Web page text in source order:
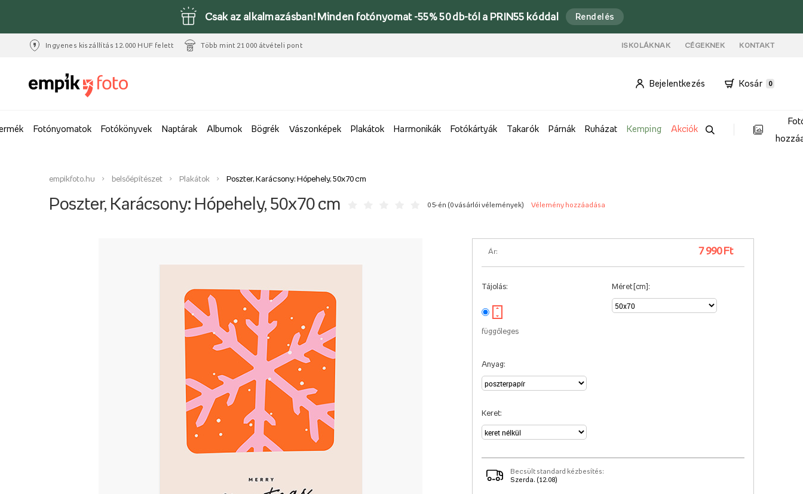
Csak az alkalmazásban! Minden fotónyomat -55% 50 db-tól a PRIN55 kóddal Rendelés
Ingyenes kiszállítás 12.000 HUF felett Több mint 21 000 átvételi pont ISKOLÁKNAK CÉGEKNEK KONTAKT
Bejelentkezés Kosár 0
Fotónyomatok Fotókönyvek Naptárak Albumok Bögrék Vászonképek Plakátok Harmonikák Fotókártyák Takarók Párnák Ruházat Kemping Akciók
empikfoto.hu belsőépítészet Plakátok Poszter, Karácsony: Hópehely, 50x70 cm
Poszter, Karácsony: Hópehely, 50x70 cm 0 5-én (0 vásárlói vélemények) Vélemény hozzáadása
Ár: 7 990 Ft
Tájolás:
függőleges
Méret [cm]:
Anyag:
Keret:
Becsült standard kézbesítés:
Szerda. (12.08)